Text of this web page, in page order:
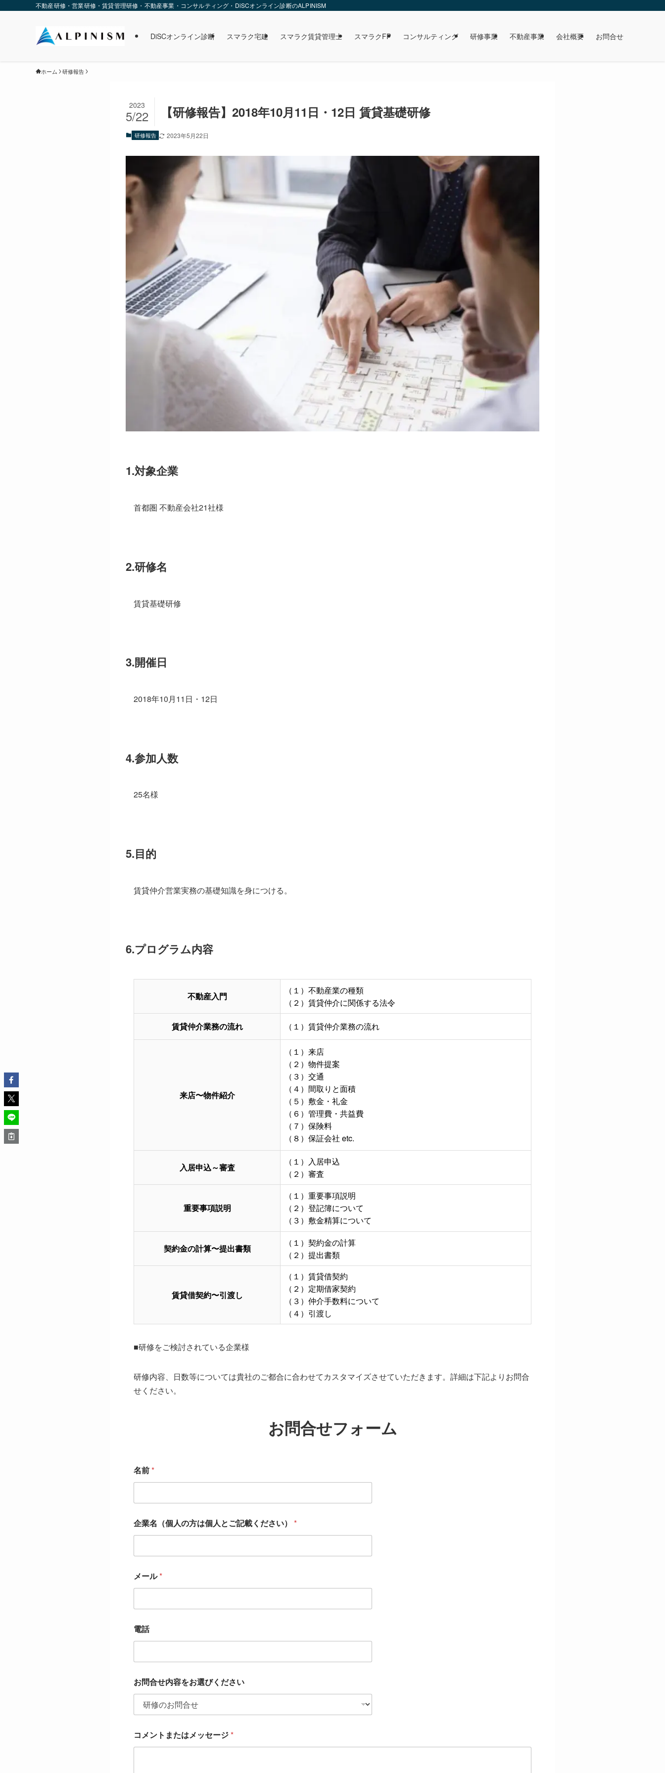
不動産研修・営業研修・賃貸管理研修・不動産事業・コンサルティング・DiSCオンライン診断のALPINISM
DiSCオンライン診断 スマラク宅建 スマラク賃貸管理士 スマラクFP コンサルティング 研修事業 不動産事業 会社概要 お問合せ
ホーム 研修報告
【研修報告】2018年10月11日・12日 賃貸基礎研修
2023
5/22
研修報告 2023年5月22日
1.対象企業
首都圏 不動産会社21社様
2.研修名
賃貸基礎研修
3.開催日
2018年10月11日・12日
4.参加人数
25名様
5.目的
賃貸仲介営業実務の基礎知識を身につける。
6.プログラム内容
不動産入門
（１）不動産業の種類
（２）賃貸仲介に関係する法令
賃貸仲介業務の流れ （１）賃貸仲介業務の流れ
来店〜物件紹介
（１）来店
（２）物件提案
（３）交通
（４）間取りと面積
（５）敷金・礼金
（６）管理費・共益費
（７）保険料
（８）保証会社 etc.
入居申込～審査
（１）入居申込
（２）審査
重要事項説明
（１）重要事項説明
（２）登記簿について
（３）敷金精算について
契約金の計算〜提出書類
（１）契約金の計算
（２）提出書類
賃貸借契約〜引渡し
（１）賃貸借契約
（２）定期借家契約
（３）仲介手数料について
（４）引渡し
■研修をご検討されている企業様
研修内容、日数等については貴社のご都合に合わせてカスタマイズさせていただきます。詳細は下記よりお問合
せください。
お問合せフォーム
名前*
企業名（個人の方は個人とご記載ください） *
メール*
電話
お問合せ内容をお選びください
コメントまたはメッセージ*